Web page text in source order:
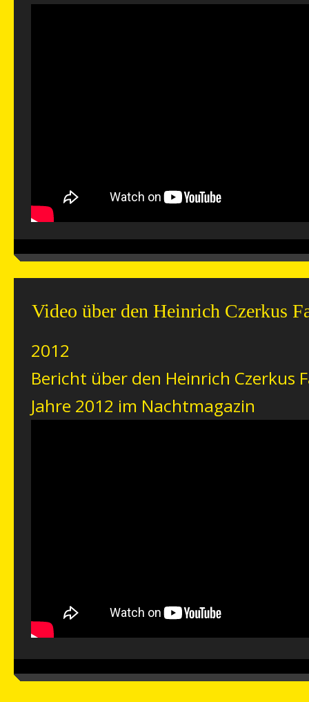
Video über den Heinrich Czerkus
2012
Bericht über den Heinrich Czerkus
Jahre 2012 im Nachtmagazin